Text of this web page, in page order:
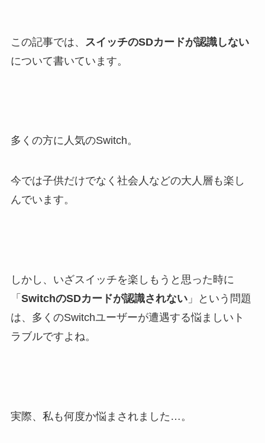
この記事では、
スイッチのSDカードが認識しない
について書いています。
多くの方に人気のSwitch。
今では子供だけでなく社会人などの大人層も楽し
んでいます。
しかし、いざスイッチを楽しもうと思った時に
「 SwitchのSDカードが認識されない」という問題
は、多くのSwitchユーザーが遭遇する悩ましいト
ラブルですよね。
実際、私も何度か悩まされました…。